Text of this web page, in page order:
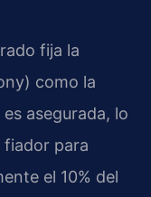
fija la
como la
asegurada, lo
fiador para
el 10% del